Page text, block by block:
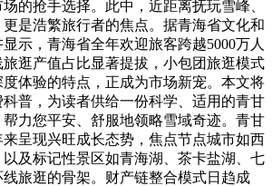
的抢手选择。此中，近距离抚玩雪峰、
是浩繁旅行者的焦点。据青海省文化和
示，青海省全年欢迎旅客跨越5000万人
逛产值占比显著提拔，小包团旅逛模式
体验的特点，正成为市场新宠。本文将
普，为读者供给一份科学、适用的青甘
力您平安、舒服地领略雪域奇迹。青甘
呈现兴旺成长态势，焦点节点城市如西
及标记性景区如青海湖、茶卡盐湖、七
旅逛的骨架。财产链整合模式日趋成